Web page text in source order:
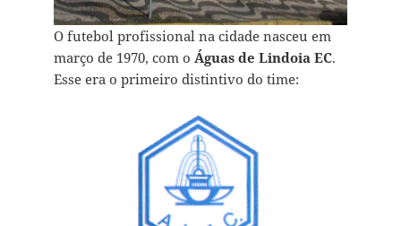
O futebol profissional na cidade nasceu em
março de 1970, com o Águas de Lindoia EC.
Esse era o primeiro distintivo do time: